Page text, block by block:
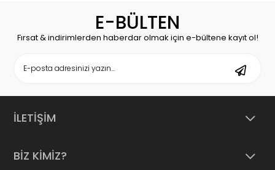
E-BÜLTEN
Fırsat & indirimlerden haberdar olmak için e-bültene kayıt ol!
İLETİŞİM
BİZ KİMİZ?